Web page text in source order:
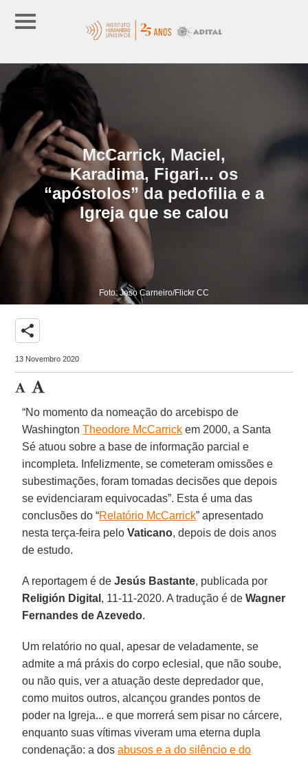
McCarrick, Maciel,
Karadima, Figari... os
“apóstolos” da pedofilia e a
Igreja que se calou
Foto: Jeso Carneiro/Flickr CC
share
13 Novembro 2020
“No momento da nomeação do arcebispo de
WashingtonTheodore McCarrick em 2000, a Santa
Sé atuou sobre a base de informação parcial e
incompleta. Infelizmente, se cometeram omissões e
subestimações, foram tomadas decisões que depois
se evidenciaram equivocadas”. Esta é uma das
conclusões do “Relatório McCarrick” apresentado
nesta terça-feira peloVaticano, depois de dois anos
de estudo.
A reportagem é deJesús Bastante, publicada por
Religión Digital , 11-11-2020. A tradução é deWagner
Fernandes de Azevedo.
Um relatório no qual, apesar de veladamente, se
admite a má práxis do corpo eclesial, que não soube,
ou não quis, ver a atuação deste depredador que,
como muitos outros, alcançou grandes pontos de
poder na Igreja... e que morrerá sem pisar no cárcere,
enquanto suas vítimas viveram uma eterna dupla
condenação: a dosabusos e a do silêncio e do